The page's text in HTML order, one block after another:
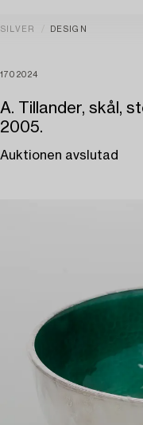
SILVER DESIGN
1702024
A. Tillander, skål,
2005.
Auktionen avslutad